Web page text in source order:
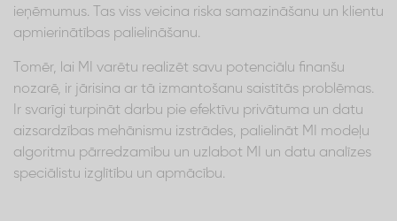
ieņēmumus. Tas viss veicina riska samazināšanu un klientu
apmierinātības palielināšanu.
Tomēr, lai MI varētu realizēt savu potenciālu finanšu
nozarē, ir jārisina ar tā izmantošanu saistītās problēmas.
Ir svarīgi turpināt darbu pie efektīvu privātuma un datu
aizsardzības mehānismu izstrādes, palielināt MI modeļu
algoritmu pārredzamību un uzlabot MI un datu analīzes
speciālistu izglītību un apmācību.